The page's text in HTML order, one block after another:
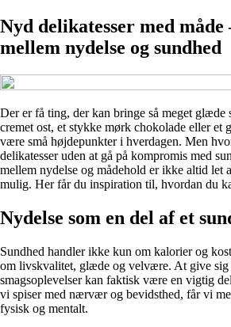
Nyd delikatesser med
mellem nydelse og sundhed
Der er få ting, der kan bringe så meget glæde
cremet ost, et stykke mørk chokolade eller et
være små højdepunkter i hverdagen. Men
delikatesser uden at gå på kompromis med
mellem nydelse og mådehold er ikke altid let
mulig. Her får du inspiration til, hvordan du
Nydelse som en del af et
Sundhed handler ikke kun om kalorier og
om livskvalitet, glæde og velvære. At give sig
smagsoplevelser kan faktisk være en vigtig
vi spiser med nærvær og bevidsthed, får vi
fysisk og mentalt.